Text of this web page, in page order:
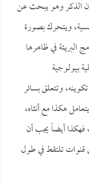
الذكر وهو يبحث عن
ويتحرك بصورة
البريئة في ظاهرها
بيولوجية
وتتعلق بسائر
هكذا مع أنثاه،
فهكذا أيضاً يجب أن
قنوات تلتقط في طول